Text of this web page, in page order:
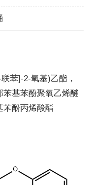
苯]-2-氧基)乙酯，
基苯酚聚氧乙烯醚
苯酚丙烯酸酯